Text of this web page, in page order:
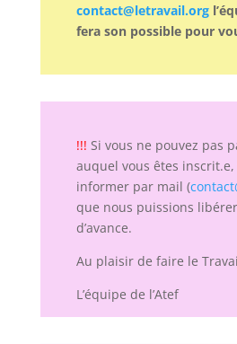
contact@letravail.org
fera son possible pour
!!! Si vous ne pouvez pas
auquel vous êtes
informer par mail (
que nous puissions
d’avance.
Au plaisir de faire le
L’équipe de l’Atef